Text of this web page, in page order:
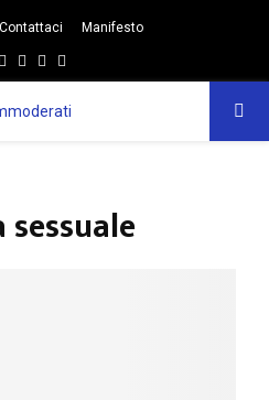
Contattaci Manifesto
TwitterInstagram
Linkedin